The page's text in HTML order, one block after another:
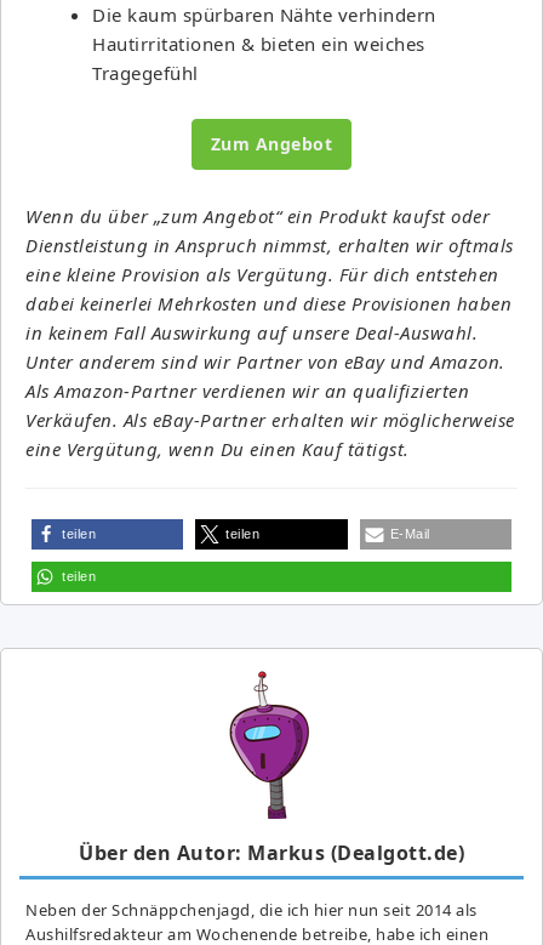
Die kaum spürbaren Nähte verhindern
Hautirritationen & bieten ein weiches
Tragegefühl
Zum Angebot
Wenn du über „zum Angebot“ ein Produkt kaufst oder
Dienstleistung in Anspruch nimmst, erhalten wir oftmals
eine kleine Provision als Vergütung. Für dich entstehen
dabei keinerlei Mehrkosten und diese Provisionen haben
in keinem Fall Auswirkung auf unsere Deal-Auswahl.
Unter anderem sind wir Partner von eBay und Amazon.
Als Amazon-Partner verdienen wir an qualifizierten
Verkäufen. Als eBay-Partner erhalten wir möglicherweise
eine Vergütung, wenn Du einen Kauf tätigst.
teilen teilen E-Mail
teilen
Über den Autor: Markus (Dealgott.de)
Neben der Schnäppchenjagd, die ich hier nun seit 2014 als
Aushilfsredakteur am Wochenende betreibe, habe ich einen